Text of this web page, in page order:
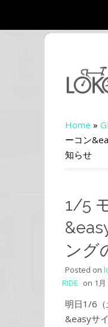
Home »
ーコン
知らせ
1/5
ング
Posted on
RIDE on 1
明日1/6（
&easyサ